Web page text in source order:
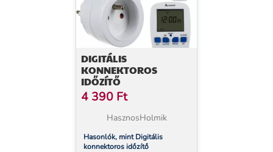
DIGITÁLIS
KONNEKTOROS
IDŐZÍTŐ
4 390 Ft
HasznosHolmik
Hasonlók, mint Digitális
konnektoros időzítő